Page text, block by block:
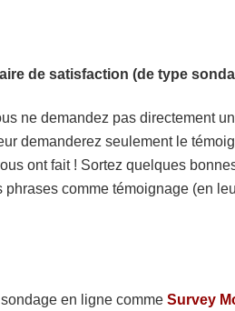
de satisfaction (de type
ne demandez pas directement
demanderez seulement le
ont fait ! Sortez quelques
phrases comme témoignage (en
en ligne comme Survey